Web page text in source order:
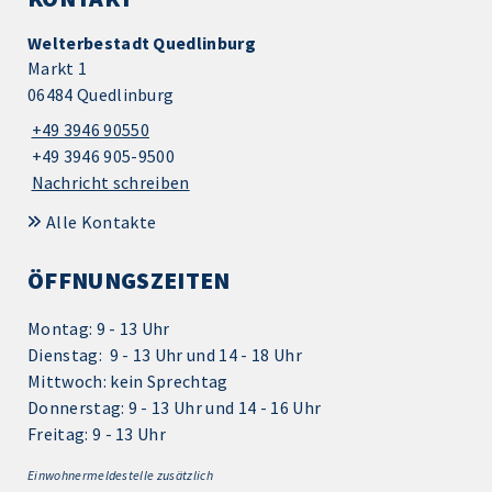
Welterbestadt Quedlinburg
Markt 1
06484 Quedlinburg
+49 3946 90550
+49 3946 905-9500
Nachricht schreiben
Alle Kontakte
ÖFFNUNGSZEITEN
Montag: 9 - 13 Uhr
Dienstag: 9 - 13 Uhr und 14 - 18 Uhr
Mittwoch: kein Sprechtag
Donnerstag: 9 - 13 Uhr und 14 - 16 Uhr
Freitag: 9 - 13 Uhr
Einwohnermeldestelle zusätzlich